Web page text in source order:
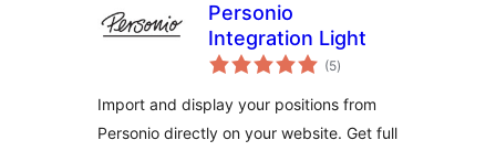
Personio
Integration Light
(5कुल
रेटिङ्गहरू
)
Import and display your positions from
Personio directly on your website. Get full